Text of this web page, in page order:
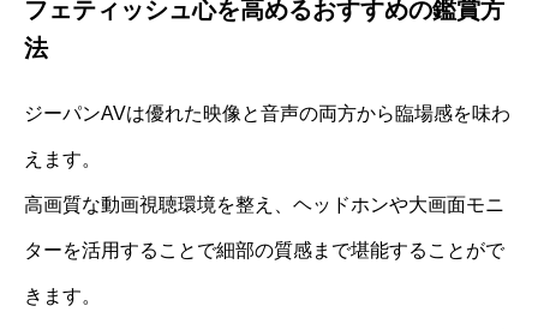
フェティッシュ心を高めるおすすめの鑑賞方
法
ジーパンAVは優れた映像と音声の両方から臨場感を味わ
えます。
高画質な動画視聴環境を整え、ヘッドホンや大画面モニ
ターを活用することで細部の質感まで堪能することがで
きます。